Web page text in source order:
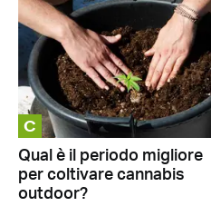
C
Qual è il periodo migliore
per coltivare cannabis
outdoor?